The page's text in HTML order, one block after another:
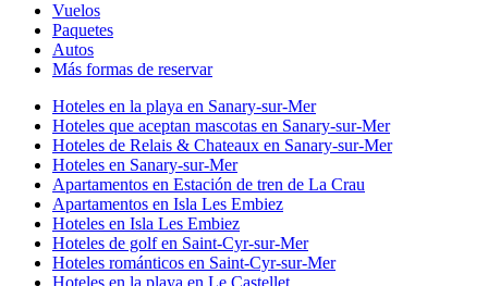
Vuelos
Paquetes
Autos
Más formas de reservar
Hoteles en la playa en Sanary-sur-Mer
Hoteles que aceptan mascotas en Sanary-sur-Mer
Hoteles de Relais & Chateaux en Sanary-sur-Mer
Hoteles en Sanary-sur-Mer
Apartamentos en Estación de tren de La Crau
Apartamentos en Isla Les Embiez
Hoteles en Isla Les Embiez
Hoteles de golf en Saint-Cyr-sur-Mer
Hoteles románticos en Saint-Cyr-sur-Mer
Hoteles en la playa en Le Castellet